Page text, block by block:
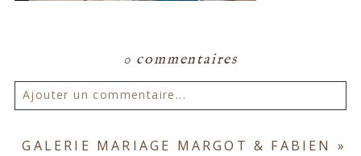
0 commentaires
Ajouter un commentaire...
Votre email ne sera jamais publié ou partagé.
GALERIE MARIAGE MARGOT & FABIEN »